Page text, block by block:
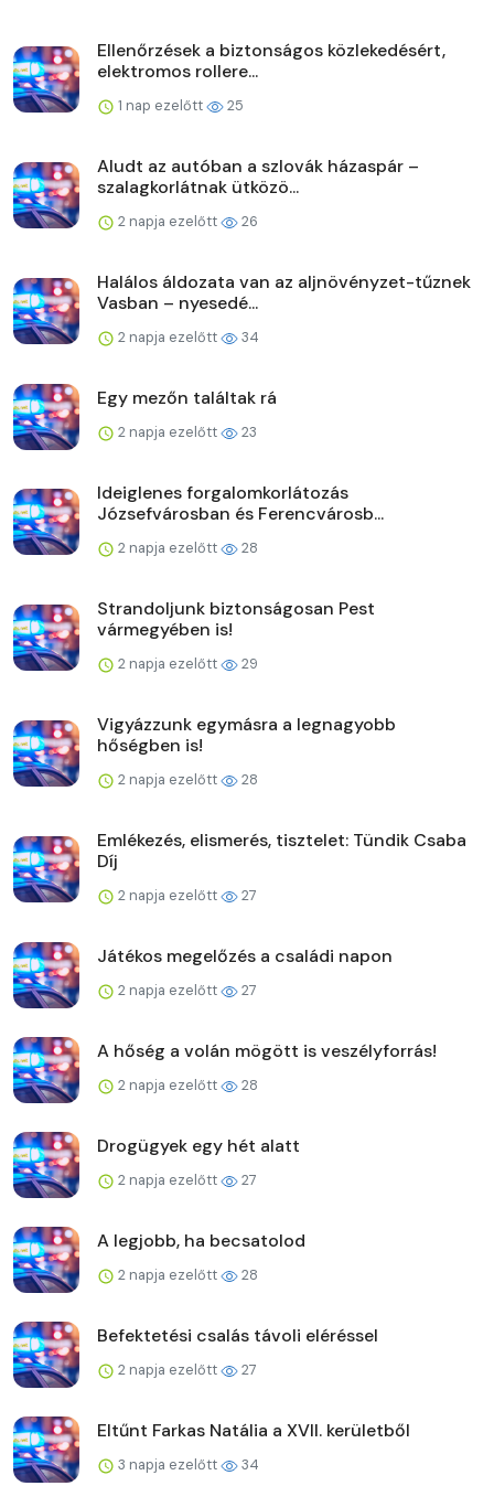
Ellenőrzések a biztonságos közlekedésért,
elektromos rollere...
1 nap ezelőtt 25
Aludt az autóban a szlovák házaspár –
szalagkorlátnak ütközö...
2 napja ezelőtt 26
Halálos áldozata van az aljnövényzet-tűznek
Vasban – nyesedé...
2 napja ezelőtt 34
Egy mezőn találtak rá
2 napja ezelőtt 23
Ideiglenes forgalomkorlátozás
Józsefvárosban és Ferencvárosb...
2 napja ezelőtt 28
Strandoljunk biztonságosan Pest
vármegyében is!
2 napja ezelőtt 29
Vigyázzunk egymásra a legnagyobb
hőségben is!
2 napja ezelőtt 28
Emlékezés, elismerés, tisztelet: Tündik Csaba
Díj
2 napja ezelőtt 27
Játékos megelőzés a családi napon
2 napja ezelőtt 27
A hőség a volán mögött is veszélyforrás!
2 napja ezelőtt 28
Drogügyek egy hét alatt
2 napja ezelőtt 27
A legjobb, ha becsatolod
2 napja ezelőtt 28
Befektetési csalás távoli eléréssel
2 napja ezelőtt 27
Eltűnt Farkas Natália a XVII. kerületből
3 napja ezelőtt 34